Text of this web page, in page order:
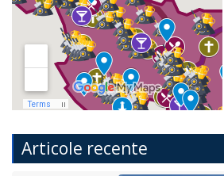
Articole recente